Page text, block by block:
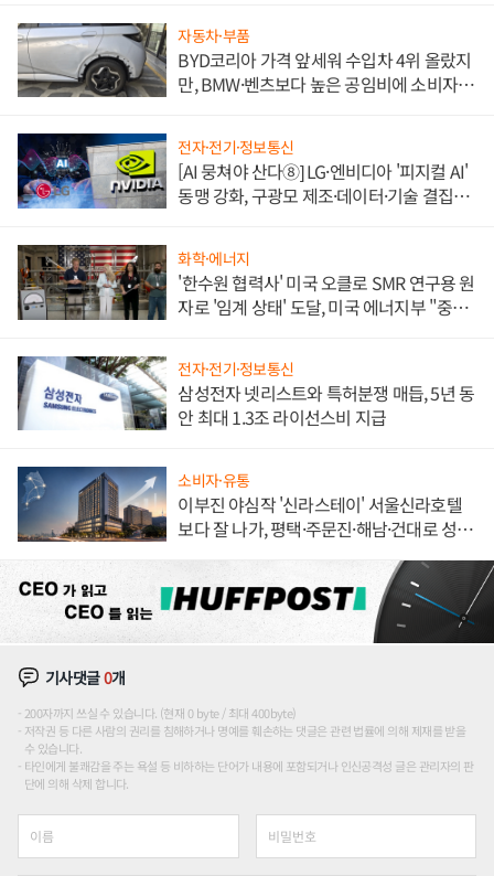
자동차·부품
BYD코리아 가격 앞세워 수입차 4위 올랐지
만, BMW·벤츠보다 높은 공임비에 소비자
전자·전기·정보통신
[AI 뭉쳐야 산다⑧] LG·엔비디아 '피지컬 AI'
동맹 강화, 구광모 제조·데이터·기술 결집
화학·에너지
'한수원 협력사' 미국 오클로 SMR 연구용 원
자로 '임계 상태' 도달, 미국 에너지부 "중요
전자·전기·정보통신
삼성전자 넷리스트와 특허분쟁 매듭, 5년 동
안 최대 1.3조 라이선스비 지급
소비자·유통
이부진 야심작 '신라스테이' 서울신라호텔
보다 잘 나가, 평택·주문진·해남·건대로 성
기사댓글0개
200자까지 쓰실 수 있습니다. (현재 0 byte / 최대 400byte)
저작권 등 다른 사람의 권리를 침해하거나 명예를 훼손하는 댓글은 관련 법률에 의해 제재를 받을
수 있습니다.
타인에게 불쾌감을 주는 욕설 등 비하하는 단어가 내용에 포함되거나 인신공격성 글은 관리자의 판
단에 의해 삭제 합니다.